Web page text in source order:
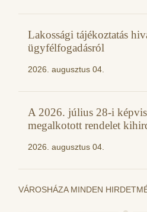
Lakossági tájékoztatás
ügyfélfogadásról
2026. augusztus 04.
A 2026. július 28-i
megalkotott rendelet
2026. augusztus 04.
VÁROSHÁZA MINDEN